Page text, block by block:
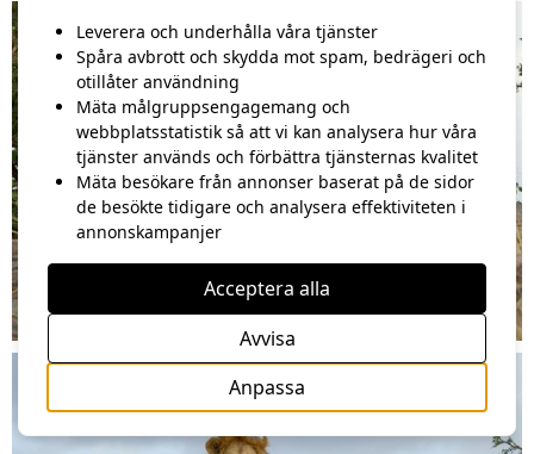
Leverera och underhålla våra tjänster
Spåra avbrott och skydda mot spam, bedrägeri och
otillåter användning
Mäta målgruppsengagemang och
webbplatsstatistik så att vi kan analysera hur våra
tjänster används och förbättra tjänsternas kvalitet
Mäta besökare från annonser baserat på de sidor
de besökte tidigare och analysera effektiviteten i
annonskampanjer
Anpassa
Avvisa
Acceptera alla